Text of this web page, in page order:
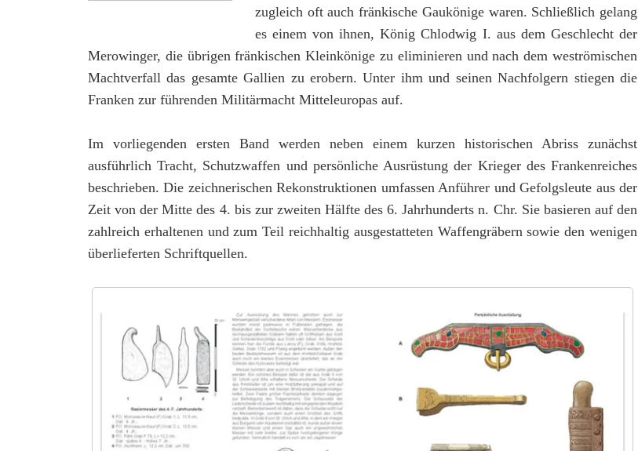
zugleich oft auch fränkische Gaukönige waren. Schließlich gelang
es einem von ihnen, König Chlodwig I. aus dem Geschlecht der
Merowinger, die übrigen fränkischen Kleinkönige zu eliminieren und nach dem weströmischen
Machtverfall das gesamte Gallien zu erobern. Unter ihm und seinen Nachfolgern stiegen die
Franken zur führenden Militärmacht Mitteleuropas auf.
Im vorliegenden ersten Band werden neben einem kurzen historischen Abriss zunächst
ausführlich Tracht, Schutzwaffen und persönliche Ausrüstung der Krieger des Frankenreiches
beschrieben. Die zeichnerischen Rekonstruktionen umfassen Anführer und Gefolgsleute aus der
Zeit von der Mitte des 4. bis zur zweiten Hälfte des 6. Jahrhunderts n. Chr. Sie basieren auf den
zahlreich erhaltenen und zum Teil reichhaltig ausgestatteten Waffengräbern sowie den wenigen
überlieferten Schriftquellen.